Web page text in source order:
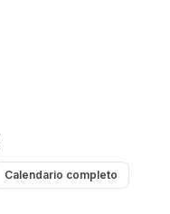
Calendario completo